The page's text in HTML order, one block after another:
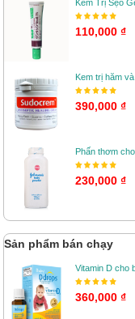
Kem Trị Sẹo
110,000 ₫
Kem trị hăm
390,000 ₫
Phấn thơm
230,000 ₫
Sản phẩm bán chạy
Vitamin D cho
360,000 ₫